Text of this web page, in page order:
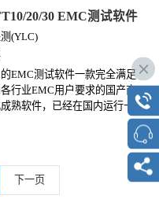
或专业测试实验室等各种类型
20/30 EMC测试软件
(YLC)
EMC测试软件一款完全满足
各行业EMC用户要求的国产商
熟软件，已经在国内运行十余
拥有众多案例，运行稳定可靠，
高。不仅提供的是中文界面，同
兼容目前市场主流的各种仪器设
级和维护都很方便，完全贴近
地客户的需求。
下一页